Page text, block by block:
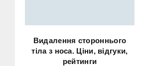
Видалення стороннього
тіла з носа. Ціни, відгуки,
рейтинги